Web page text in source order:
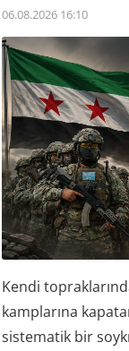
06.08.2026 16:10
Kendi
kamplarına
sistematik bir